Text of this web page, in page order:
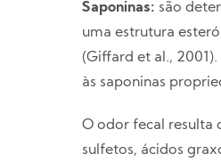
Saponinas: são
uma estrutura
(Giffard et al.,
às saponinas
O odor fecal resulta
sulfetos, ácidos